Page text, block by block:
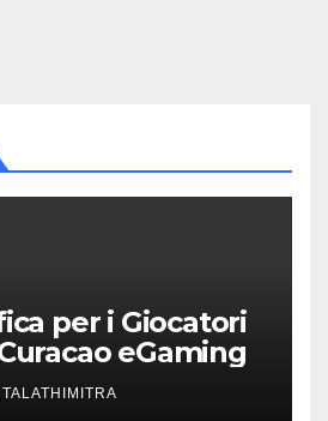
per i Giocatori
eGaming
TALATHIMITRA